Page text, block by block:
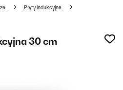
Płyty indukcyjne
30 cm